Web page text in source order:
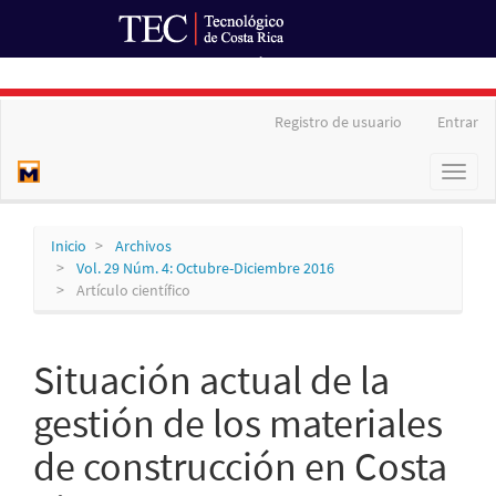
Registro de usuario Entrar
Toggle
Inicio
Archivos
Vol. 29 Núm. 4: Octubre-Diciembre 2016
Artículo científico
Situación actual de la
gestión de los materiales
de construcción en Costa